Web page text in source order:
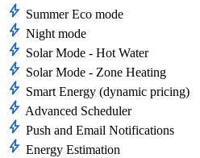
bolt Summer Eco mode
bolt Night mode
bolt Solar Mode - Hot Water
bolt Solar Mode - Zone Heating
bolt Smart Energy (dynamic pricing)
bolt Advanced Scheduler
bolt Push and Email Notifications
bolt Energy Estimation